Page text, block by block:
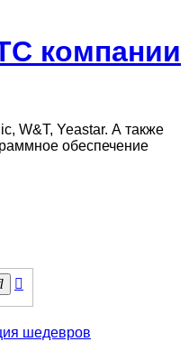
компании
W&T, Yeastar. А также
обеспечение
Поиск
шедевров